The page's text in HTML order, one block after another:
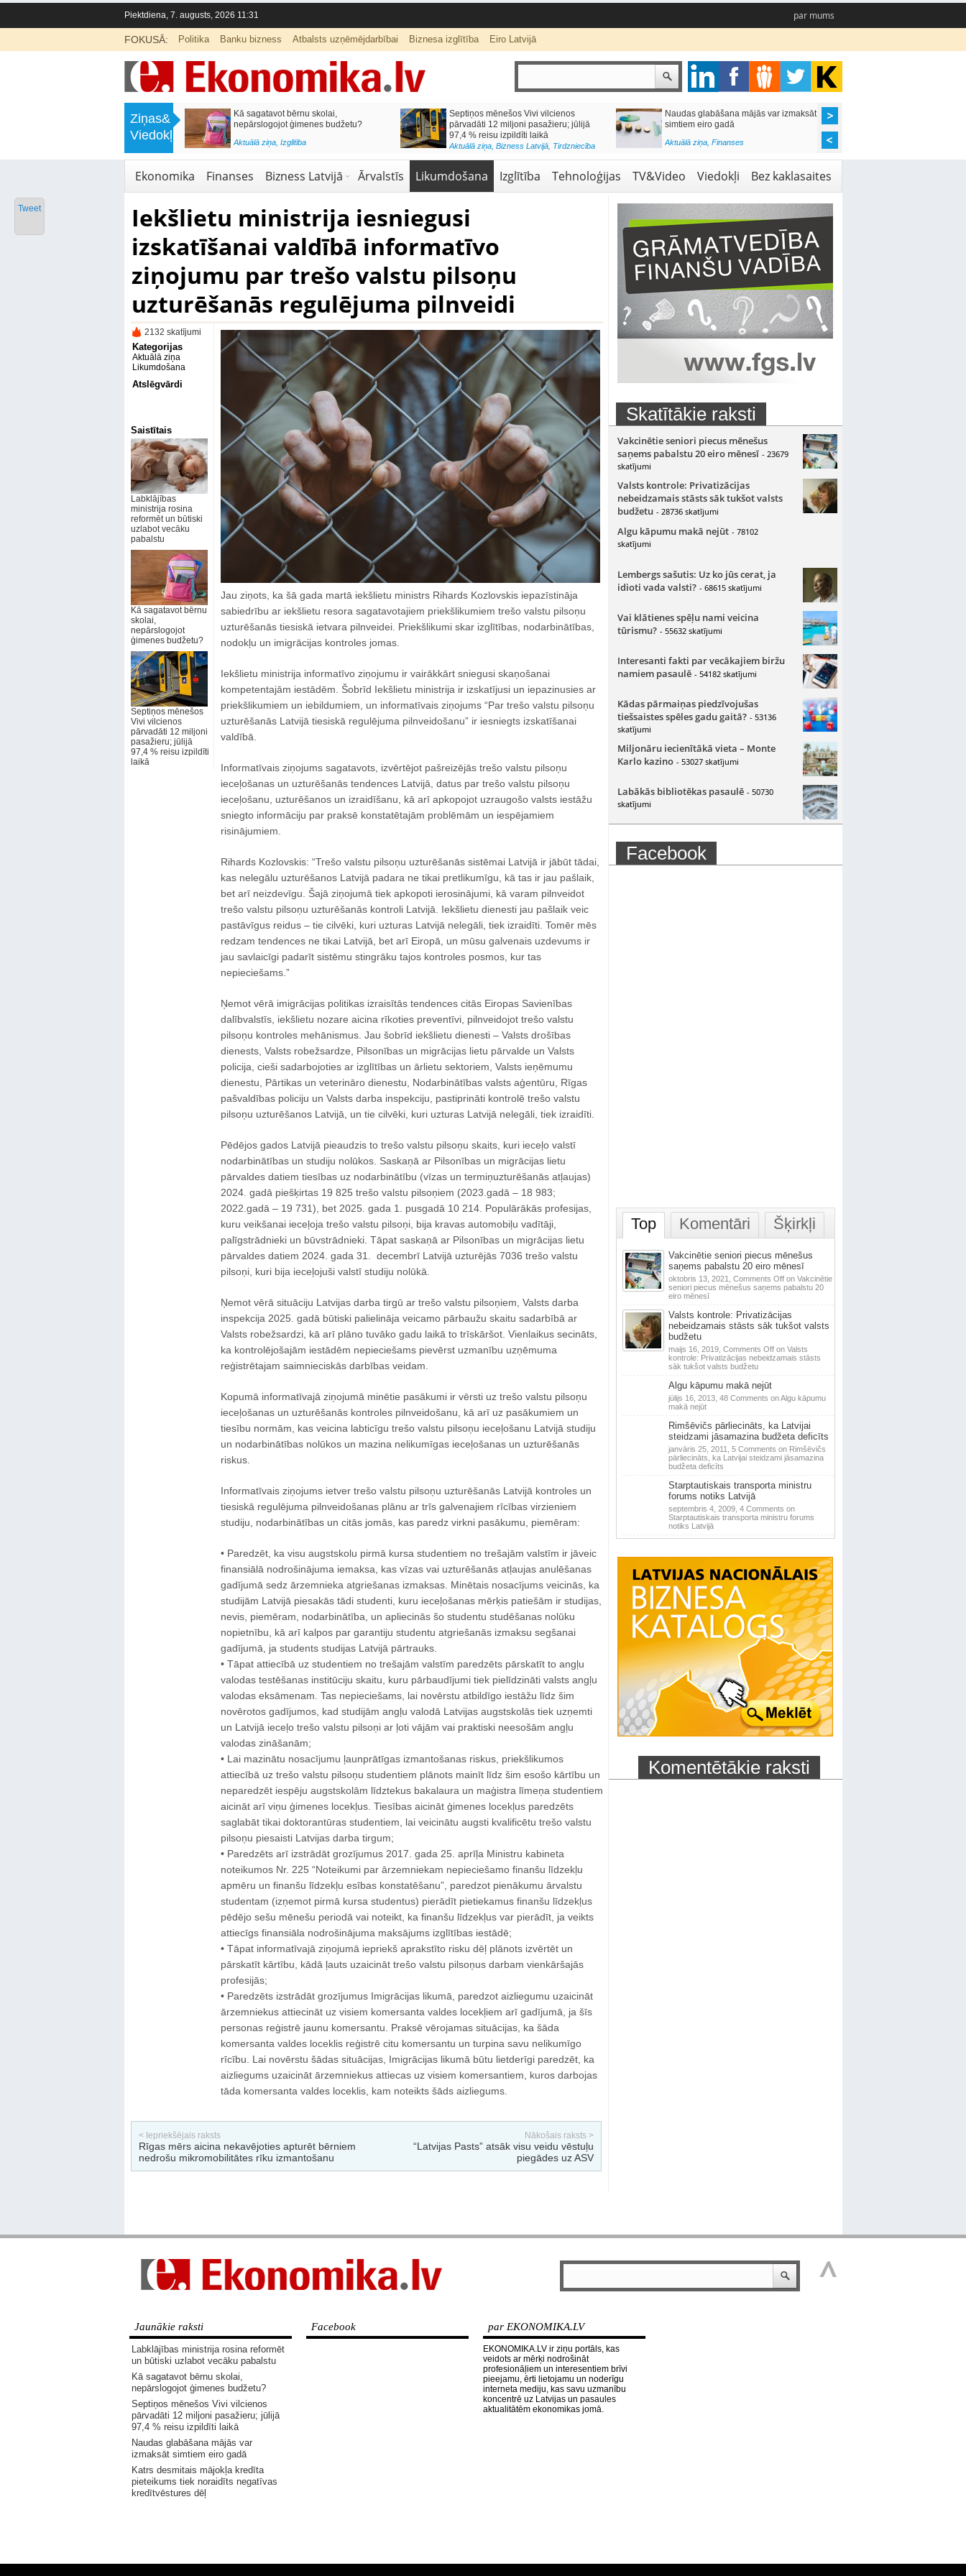
Piektdiena, 7. augusts, 2026 11:31 par mums
FOKUSĀ: Politika Banku bizness Atbalsts uzņēmējdarbībai Biznesa izglītība Eiro Latvijā
Ziņas&
Viedokļi
Labklājības ministrija rosina reformēt
un būtiski uzlabot vecāku pabalstu
Kā sagatavot bērnu skolai,
nepārslogojot ģimenes budžetu?
Aktuālā ziņa, Izglītība
Septiņos mēnešos Vivi vilcienos
pārvadāti 12 miljoni pasažieru; jūlijā
97,4 % reisu izpildīti laikā
Aktuālā ziņa, Bizness Latvijā, Tirdzniecība
Naudas glabāšana mājās var izmaksāt
simtiem eiro gadā
Aktuālā ziņa, Finanses
Ekonomika Finanses Bizness Latvijā Ārvalstīs Likumdošana Izglītība Tehnoloģijas TV&Video Viedokļi Bez kaklasaites
Iekšlietu ministrija iesniegusi
izskatīšanai valdībā informatīvo
ziņojumu par trešo valstu pilsoņu
uzturēšanās regulējuma pilnveidi
2132 skatījumi
Kategorijas
Aktuālā ziņa
Likumdošana
Atslēgvārdi
Saistītais
Labklājības
ministrija rosina
reformēt un būtiski
uzlabot vecāku
pabalstu
Kā sagatavot bērnu
skolai,
nepārslogojot
ģimenes budžetu?
Septiņos mēnešos
Vivi vilcienos
pārvadāti 12 miljoni
pasažieru; jūlijā
97,4 % reisu izpildīti
laikā
Jau ziņots, ka šā gada martā iekšlietu ministrs Rihards Kozlovskis iepazīstināja
sabiedrību ar iekšlietu resora sagatavotajiem priekšlikumiem trešo valstu pilsoņu
uzturēšanās tiesiskā ietvara pilnveidei. Priekšlikumi skar izglītības, nodarbinātības,
nodokļu un imigrācijas kontroles jomas.
Iekšlietu ministrija informatīvo ziņojumu ir vairākkārt sniegusi skaņošanai
kompetentajām iestādēm. Šobrīd Iekšlietu ministrija ir izskatījusi un iepazinusies ar
priekšlikumiem un iebildumiem, un informatīvais ziņojums “Par trešo valstu pilsoņu
uzturēšanās Latvijā tiesiskā regulējuma pilnveidošanu” ir iesniegts izskatīšanai
valdībā.
Informatīvais ziņojums sagatavots, izvērtējot pašreizējās trešo valstu pilsoņu
ieceļošanas un uzturēšanās tendences Latvijā, datus par trešo valstu pilsoņu
ieceļošanu, uzturēšanos un izraidīšanu, kā arī apkopojot uzraugošo valsts iestāžu
sniegto informāciju par praksē konstatētajām problēmām un iespējamiem
risinājumiem.
Rihards Kozlovskis: “Trešo valstu pilsoņu uzturēšanās sistēmai Latvijā ir jābūt tādai,
kas nelegālu uzturēšanos Latvijā padara ne tikai pretlikumīgu, kā tas ir jau pašlaik,
bet arī neizdevīgu. Šajā ziņojumā tiek apkopoti ierosinājumi, kā varam pilnveidot
trešo valstu pilsoņu uzturēšanās kontroli Latvijā. Iekšlietu dienesti jau pašlaik veic
pastāvīgus reidus – tie cilvēki, kuri uzturas Latvijā nelegāli, tiek izraidīti. Tomēr mēs
redzam tendences ne tikai Latvijā, bet arī Eiropā, un mūsu galvenais uzdevums ir
jau savlaicīgi padarīt sistēmu stingrāku tajos kontroles posmos, kur tas
nepieciešams.”
Ņemot vērā imigrācijas politikas izraisītās tendences citās Eiropas Savienības
dalībvalstīs, iekšlietu nozare aicina rīkoties preventīvi, pilnveidojot trešo valstu
pilsoņu kontroles mehānismus. Jau šobrīd iekšlietu dienesti – Valsts drošības
dienests, Valsts robežsardze, Pilsonības un migrācijas lietu pārvalde un Valsts
policija, cieši sadarbojoties ar izglītības un ārlietu sektoriem, Valsts ieņēmumu
dienestu, Pārtikas un veterināro dienestu, Nodarbinātības valsts aģentūru, Rīgas
pašvaldības policiju un Valsts darba inspekciju, pastiprināti kontrolē trešo valstu
pilsoņu uzturēšanos Latvijā, un tie cilvēki, kuri uzturas Latvijā nelegāli, tiek izraidīti.
Pēdējos gados Latvijā pieaudzis to trešo valstu pilsoņu skaits, kuri ieceļo valstī
nodarbinātības un studiju nolūkos. Saskaņā ar Pilsonības un migrācijas lietu
pārvaldes datiem tiesības uz nodarbinātību (vīzas un termiņuzturēšanās atļaujas)
2024. gadā piešķirtas 19 825 trešo valstu pilsoņiem (2023.gadā – 18 983;
2022.gadā – 19 731), bet 2025. gada 1. pusgadā 10 214. Populārākās profesijas,
kuru veikšanai ieceļoja trešo valstu pilsoņi, bija kravas automobiļu vadītāji,
palīgstrādnieki un būvstrādnieki. Tāpat saskaņā ar Pilsonības un migrācijas lietu
pārvaldes datiem 2024. gada 31. decembrī Latvijā uzturējās 7036 trešo valstu
pilsoņi, kuri bija ieceļojuši valstī studiju nolūkā.
Ņemot vērā situāciju Latvijas darba tirgū ar trešo valstu pilsoņiem, Valsts darba
inspekcija 2025. gadā būtiski palielināja veicamo pārbaužu skaitu sadarbībā ar
Valsts robežsardzi, kā arī plāno tuvāko gadu laikā to trīskāršot. Vienlaikus secināts,
ka kontrolējošajām iestādēm nepieciešams pievērst uzmanību uzņēmuma
reģistrētajam saimnieciskās darbības veidam.
Kopumā informatīvajā ziņojumā minētie pasākumi ir vērsti uz trešo valstu pilsoņu
ieceļošanas un uzturēšanās kontroles pilnveidošanu, kā arī uz pasākumiem un
tiesību normām, kas veicina labticīgu trešo valstu pilsoņu ieceļošanu Latvijā studiju
un nodarbinātības nolūkos un mazina nelikumīgas ieceļošanas un uzturēšanās
riskus.
Informatīvais ziņojums ietver trešo valstu pilsoņu uzturēšanās Latvijā kontroles un
tiesiskā regulējuma pilnveidošanas plānu ar trīs galvenajiem rīcības virzieniem
studiju, nodarbinātības un citās jomās, kas paredz virkni pasākumu, piemēram:
• Paredzēt, ka visu augstskolu pirmā kursa studentiem no trešajām valstīm ir jāveic
finansiālā nodrošinājuma iemaksa, kas vīzas vai uzturēšanās atļaujas anulēšanas
gadījumā sedz ārzemnieka atgriešanas izmaksas. Minētais nosacījums veicinās, ka
studijām Latvijā piesakās tādi studenti, kuru ieceļošanas mērķis patiešām ir studijas,
nevis, piemēram, nodarbinātība, un apliecinās šo studentu studēšanas nolūku
nopietnību, kā arī kalpos par garantiju studentu atgriešanās izmaksu segšanai
gadījumā, ja students studijas Latvijā pārtrauks.
• Tāpat attiecībā uz studentiem no trešajām valstīm paredzēts pārskatīt to angļu
valodas testēšanas institūciju skaitu, kuru pārbaudījumi tiek pielīdzināti valsts angļu
valodas eksāmenam. Tas nepieciešams, lai novērstu atbildīgo iestāžu līdz šim
novērotos gadījumos, kad studijām angļu valodā Latvijas augstskolās tiek uzņemti
un Latvijā ieceļo trešo valstu pilsoņi ar ļoti vājām vai praktiski neesošām angļu
valodas zināšanām;
• Lai mazinātu nosacījumu ļaunprātīgas izmantošanas riskus, priekšlikumos
attiecībā uz trešo valstu pilsoņu studentiem plānots mainīt līdz šim esošo kārtību un
neparedzēt iespēju augstskolām līdztekus bakalaura un maģistra līmeņa studentiem
aicināt arī viņu ģimenes locekļus. Tiesības aicināt ģimenes locekļus paredzēts
saglabāt tikai doktorantūras studentiem, lai veicinātu augsti kvalificētu trešo valstu
pilsoņu piesaisti Latvijas darba tirgum;
• Paredzēts arī izstrādāt grozījumus 2017. gada 25. aprīļa Ministru kabineta
noteikumos Nr. 225 “Noteikumi par ārzemniekam nepieciešamo finanšu līdzekļu
apmēru un finanšu līdzekļu esības konstatēšanu”, paredzot pienākumu ārvalstu
studentam (izņemot pirmā kursa studentus) pierādīt pietiekamus finanšu līdzekļus
pēdējo sešu mēnešu periodā vai noteikt, ka finanšu līdzekļus var pierādīt, ja veikts
attiecīgs finansiāla nodrošinājuma maksājums izglītības iestādē;
• Tāpat informatīvajā ziņojumā iepriekš aprakstīto risku dēļ plānots izvērtēt un
pārskatīt kārtību, kādā ļauts uzaicināt trešo valstu pilsoņus darbam vienkāršajās
profesijās;
• Paredzēts izstrādāt grozījumus Imigrācijas likumā, paredzot aizliegumu uzaicināt
ārzemniekus attiecināt uz visiem komersanta valdes locekļiem arī gadījumā, ja šīs
personas reģistrē jaunu komersantu. Praksē vērojamas situācijas, ka šāda
komersanta valdes loceklis reģistrē citu komersantu un turpina savu nelikumīgo
rīcību. Lai novērstu šādas situācijas, Imigrācijas likumā būtu lietderīgi paredzēt, ka
aizliegums uzaicināt ārzemniekus attiecas uz visiem komersantiem, kuros darbojas
tāda komersanta valdes loceklis, kam noteikts šāds aizliegums.
< Iepriekšējais raksts
Rīgas mērs aicina nekavējoties apturēt bērniem
nedrošu mikromobilitātes rīku izmantošanu
Nākošais raksts >
“Latvijas Pasts” atsāk visu veidu vēstuļu
piegādes uz ASV
Skatītākie raksti
Vakcinētie seniori piecus mēnešus
saņems pabalstu 20 eiro mēnesī - 23679
skatījumi
Valsts kontrole: Privatizācijas
nebeidzamais stāsts sāk tukšot valsts
budžetu - 28736 skatījumi
Algu kāpumu makā nejūt - 78102
skatījumi
Lembergs sašutis: Uz ko jūs cerat, ja
idioti vada valsti? - 68615 skatījumi
Vai klātienes spēļu nami veicina
tūrismu? - 55632 skatījumi
Interesanti fakti par vecākajiem biržu
namiem pasaulē - 54182 skatījumi
Kādas pārmaiņas piedzīvojušas
tiešsaistes spēles gadu gaitā? - 53136
skatījumi
Miljonāru iecienītākā vieta – Monte
Karlo kazino - 53027 skatījumi
Labākās bibliotēkas pasaulē - 50730
skatījumi
Facebook
Top Komentāri Šķirkļi
Vakcinētie seniori piecus mēnešus
saņems pabalstu 20 eiro mēnesī
oktobris 13, 2021, Comments Offon Vakcinētie
seniori piecus mēnešus saņems pabalstu 20
eiro mēnesī
Valsts kontrole: Privatizācijas
nebeidzamais stāsts sāk tukšot valsts
budžetu
maijs 16, 2019, Comments Offon Valsts
kontrole: Privatizācijas nebeidzamais stāsts
sāk tukšot valsts budžetu
Algu kāpumu makā nejūt
jūlijs 16, 2013, 48 Comments on Algu kāpumu
makā nejūt
Rimšēvičs pārliecināts, ka Latvijai
steidzami jāsamazina budžeta deficīts
janvāris 25, 2011, 5 Comments on Rimšēvičs
pārliecināts, ka Latvijai steidzami jāsamazina
budžeta deficīts
Starptautiskais transporta ministru
forums notiks Latvijā
septembris 4, 2009, 4 Comments on
Starptautiskais transporta ministru forums
notiks Latvijā
Komentētākie raksti
Tweet
Jaunākie raksti
Labklājības ministrija rosina reformēt
un būtiski uzlabot vecāku pabalstu
Kā sagatavot bērnu skolai,
nepārslogojot ģimenes budžetu?
Septiņos mēnešos Vivi vilcienos
pārvadāti 12 miljoni pasažieru; jūlijā
97,4 % reisu izpildīti laikā
Naudas glabāšana mājās var
izmaksāt simtiem eiro gadā
Katrs desmitais mājokļa kredīta
pieteikums tiek noraidīts negatīvas
kredītvēstures dēļ
Facebook par EKONOMIKA.LV
EKONOMIKA.LV ir ziņu portāls, kas
veidots ar mērķi nodrošināt
profesionāļiem un interesentiem brīvi
pieejamu, ērti lietojamu un noderīgu
interneta mediju, kas savu uzmanību
koncentrē uz Latvijas un pasaules
aktualitātēm ekonomikas jomā.